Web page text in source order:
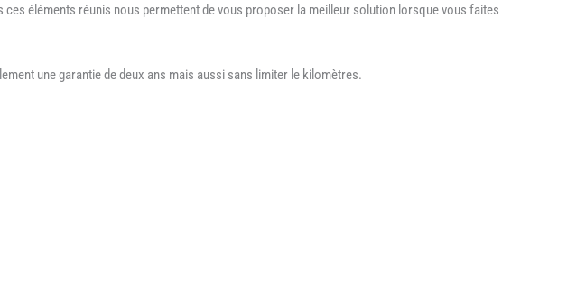
éléments réunis nous permettent de vous proposer la meilleur solution lorsque vous faites
une garantie de deux ans mais aussi sans limiter le kilomètres.